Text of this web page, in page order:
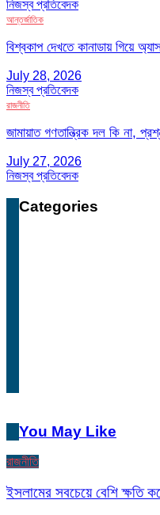
নিজস্ব প্রতিবেদক
আন্তর্জাতিক
বিশ্বকাপ দেখতে কানাডায় গিয়ে
July 28, 2026
নিজস্ব প্রতিবেদক
রাজনীতি
জামায়াত গণতান্ত্রিক দল কি না,
July 27, 2026
নিজস্ব প্রতিবেদক
Categories
You May Like
রাজনীতি
ইসলামের সবচেয়ে বেশি ক্ষতি